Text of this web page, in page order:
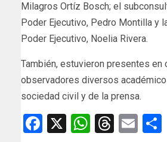
Milagros Ortíz Bosch; el
Poder Ejecutivo, Pedro Montilla y
Poder Ejecutivo, Noelia Rivera.
También, estuvieron presentes en
observadores diversos
sociedad civil y de la prensa.
Facebook
X WhatsApp